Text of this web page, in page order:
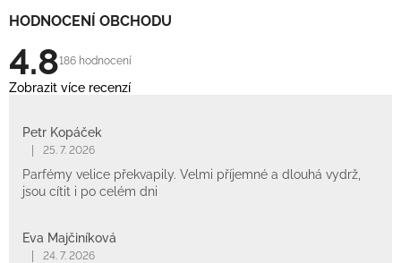
HODNOCENÍ OBCHODU
4.8186 hodnocení
Zobrazit více recenzí
Petr Kopáček
25. 7. 2026
Parfémy velice překvapily. Velmi příjemné a dlouhá vydrž,
jsou cítit i po celém dni
Eva Majčiníková
24. 7. 2026